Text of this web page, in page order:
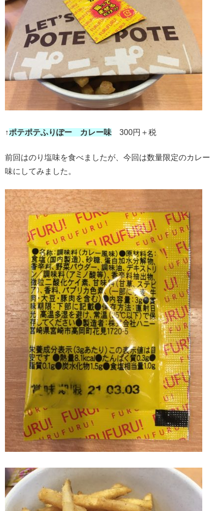
↑ポテポテふりぽー カレー味300円＋税
前回はのり塩味を食べましたが、今回は数量限定のカレー
味にしてみました。